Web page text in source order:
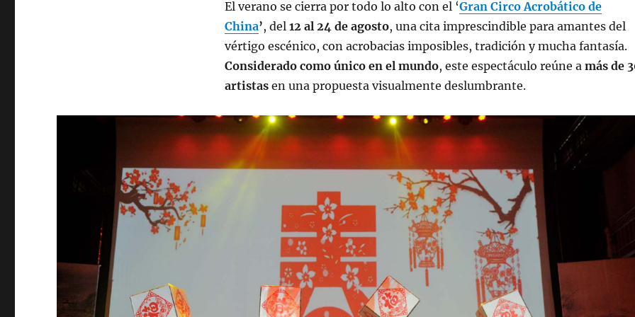
El verano se cierra por todo lo alto con el ‘Gran Circo Acrobático de
China’, del 12 al 24 de agosto, una cita imprescindible para amantes del
vértigo escénico, con acrobacias imposibles, tradición y mucha fantasía.
Considerado como único en el mundo, este espectáculo reúne a más de
artistas en una propuesta visualmente deslumbrante.